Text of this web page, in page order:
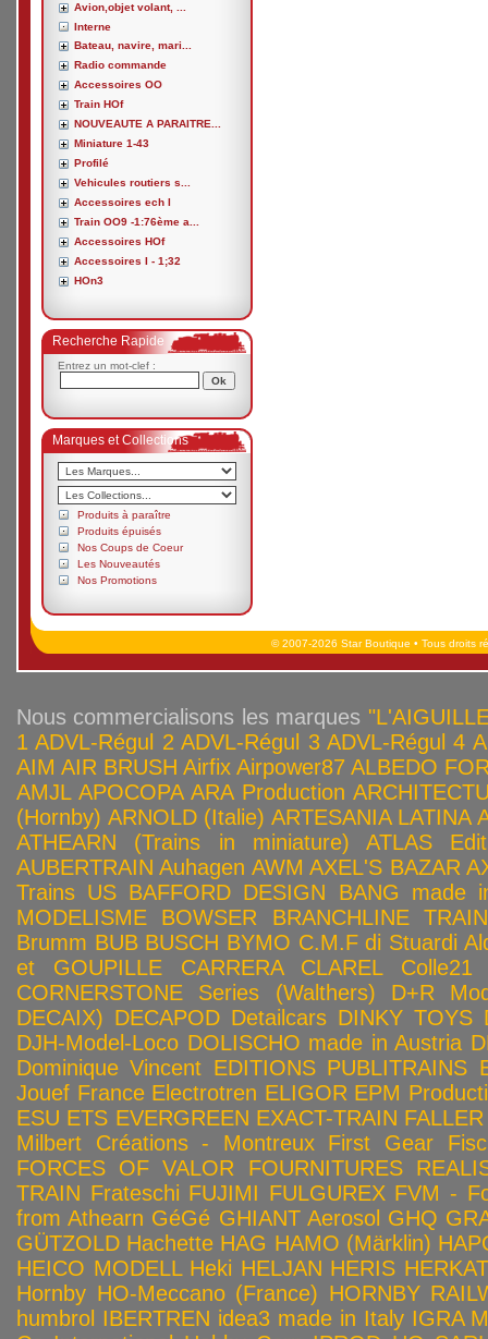
Avion,objet volant, ...
Interne
Bateau, navire, mari...
Radio commande
Accessoires OO
Train HOf
NOUVEAUTE A PARAITRE...
Miniature 1-43
Profilé
Vehicules routiers s...
Accessoires ech I
Train OO9 -1:76ème a...
Accessoires HOf
Accessoires I - 1;32
HOn3
Recherche Rapide
Entrez un mot-clef :
Marques et Collections
Produits à paraître
Produits épuisés
Nos Coups de Coeur
Les Nouveautés
Nos Promotions
© 2007-2026 Star Boutique • Tous droits
Nous commercialisons les marques
1 ADVL-Régul 2 ADVL-Régul 3 ADVL-Régul 4
AIM AIR BRUSH Airfix Airpower87 ALBEDO
AMJL APOCOPA ARA Production
(Hornby) ARNOLD (Italie) ARTESANIA LATINA
ATHEARN (Trains in miniature)
ATLAS
AUBERTRAIN Auhagen AWM AXEL'S BAZAR
Trains US BAFFORD DESIGN
BANG made
MODELISME
BOWSER
BRANCHLINE
Brumm BUB BUSCH BYMO C.M.F di Stuardi
et GOUPILLE
CARRERA CLAREL
Colle21
CORNERSTONE Series (Walthers)
D+R
DECAIX) DECAPOD Detailcars DINKY TOYS
DJH-Model-Loco DOLISCHO made in Austria
Dominique Vincent EDITIONS PUBLITRAINS
Jouef France Electrotren ELIGOR EPM
ESU ETS EVERGREEN EXACT-TRAIN FALLER
Milbert Créations - Montreux First Gear
FORCES OF VALOR
FOURNITURES
TRAIN Frateschi FUJIMI FULGUREX FVM -
from Athearn GéGé GHIANT Aerosol GHQ
GÜTZOLD Hachette HAG HAMO (Märklin)
HEICO MODELL Heki HELJAN HERIS HERKAT
Hornby HO-Meccano (France) HORNBY
humbrol IBERTREN idea3 made in Italy IGRA